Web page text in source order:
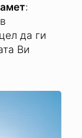
:
да ги
Ви